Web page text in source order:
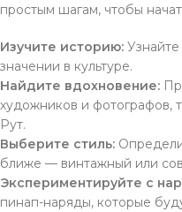
простым шагам, чтобы
Изучите историю:
значении в культуре.
Найдите вдохновение:
художников и фотографов,
Рут.
Выберите стиль:
ближе — винтажный или
Экспериментируйте с
пинап-наряды, которые